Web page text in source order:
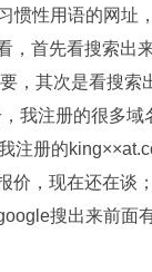
性用语的网址
，首先看搜索出
，其次是看搜
我注册的很多
注册的
，现在还在谈
搜出来前面